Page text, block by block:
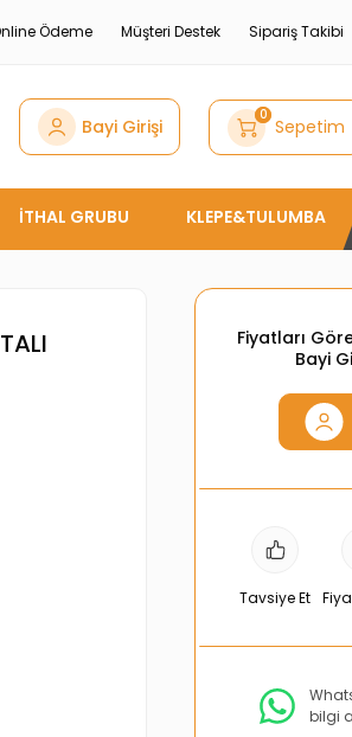
Ödeme Müşteri Destek Sipariş Takibi
Bayi Girişi 0 Sepetim
İTHAL GRUBU KLEPE&TULUMBA
Fiyatları
Bayi
Tavsiye Et
bilgi